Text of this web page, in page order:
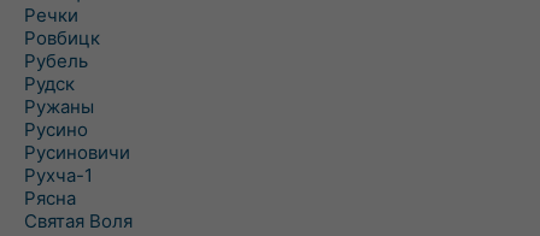
Речки
Ровбицк
Рубель
Рудск
Ружаны
Русино
Русиновичи
Рухча-1
Рясна
Святая Воля